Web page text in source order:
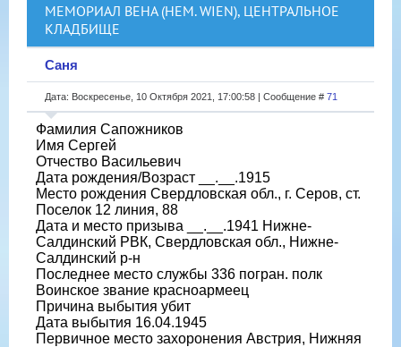
МЕМОРИАЛ ВЕНА (НЕМ. WIEN), ЦЕНТРАЛЬНОЕ
КЛАДБИЩЕ
Саня
Дата: Воскресенье, 10 Октября 2021, 17:00:58 | Сообщение # 71
Фамилия Сапожников
Имя Сергей
Отчество Васильевич
Дата рождения/Возраст __.__.1915
Место рождения Свердловская обл., г. Серов, ст.
Поселок 12 линия, 88
Дата и место призыва __.__.1941 Нижне-
Салдинский РВК, Свердловская обл., Нижне-
Салдинский р-н
Последнее место службы 336 погран. полк
Воинское звание красноармеец
Причина выбытия убит
Дата выбытия 16.04.1945
Первичное место захоронения Австрия, Нижняя